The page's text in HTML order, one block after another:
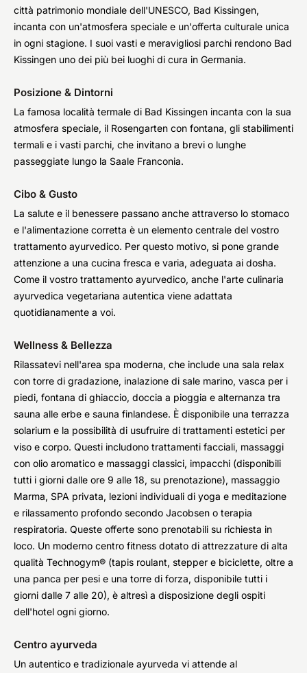
città patrimonio mondiale dell'UNESCO, Bad Kissingen,
incanta con un'atmosfera speciale e un'offerta culturale unica
in ogni stagione. I suoi vasti e meravigliosi parchi rendono Bad
Kissingen uno dei più bei luoghi di cura in Germania.
Posizione & Dintorni
La famosa località termale di Bad Kissingen incanta con la sua
atmosfera speciale, il Rosengarten con fontana, gli stabilimenti
termali e i vasti parchi, che invitano a brevi o lunghe
passeggiate lungo la Saale Franconia.
Cibo & Gusto
La salute e il benessere passano anche attraverso lo stomaco
e l'alimentazione corretta è un elemento centrale del vostro
trattamento ayurvedico. Per questo motivo, si pone grande
attenzione a una cucina fresca e varia, adeguata ai dosha.
Come il vostro trattamento ayurvedico, anche l'arte culinaria
ayurvedica vegetariana autentica viene adattata
quotidianamente a voi.
Wellness & Bellezza
Rilassatevi nell'area spa moderna, che include una sala relax
con torre di gradazione, inalazione di sale marino, vasca per i
piedi, fontana di ghiaccio, doccia a pioggia e alternanza tra
sauna alle erbe e sauna finlandese. È disponibile una terrazza
solarium e la possibilità di usufruire di trattamenti estetici per
viso e corpo. Questi includono trattamenti facciali, massaggi
con olio aromatico e massaggi classici, impacchi (disponibili
tutti i giorni dalle ore 9 alle 18, su prenotazione), massaggio
Marma, SPA privata, lezioni individuali di yoga e meditazione
e rilassamento profondo secondo Jacobsen o terapia
respiratoria. Queste offerte sono prenotabili su richiesta in
loco. Un moderno centro fitness dotato di attrezzature di alta
qualità Technogym® (tapis roulant, stepper e biciclette, oltre a
una panca per pesi e una torre di forza, disponibile tutti i
giorni dalle 7 alle 20), è altresì a disposizione degli ospiti
dell'hotel ogni giorno.
Centro ayurveda
Un autentico e tradizionale ayurveda vi attende al